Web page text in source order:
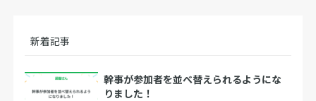
新着記事
幹事が参加者を並べ替えられるようにな
りました！